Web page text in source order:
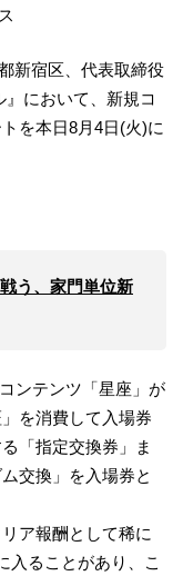
新宿区、代表取締役
において、新規コ
を本日8月4日(火)に
う、家門単位新
ンテンツ「星座」が
を消費して入場券
「指定交換券」ま
交換」を入場券と
ア報酬として稀に
入ることがあり、こ